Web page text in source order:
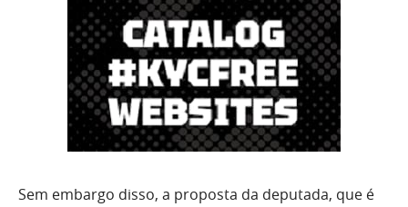
Sem embargo disso, a proposta da deputada, que é